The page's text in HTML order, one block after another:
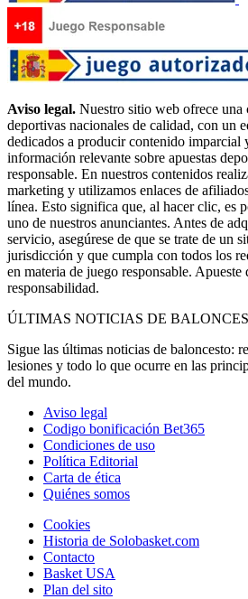
Aviso legal. Nuestro sitio web ofrece una
deportivas nacionales de calidad, con un
dedicados a producir contenido imparcial
información relevante sobre apuestas
responsable. En nuestros contenidos
marketing y utilizamos enlaces de
línea. Esto significa que, al hacer clic, es
uno de nuestros anunciantes. Antes de
servicio, asegúrese de que se trate de un
jurisdicción y que cumpla con todos los
en materia de juego responsable. Apueste
responsabilidad.
ÚLTIMAS NOTICIAS DE
Sigue las últimas noticias de baloncesto:
lesiones y todo lo que ocurre en las
del mundo.
Aviso legal
Codigo bonificación Bet365
Condiciones de uso
Política Editorial
Carta de ética
Quiénes somos
Cookies
Historia de Solobasket.com
Contacto
Basket USA
Plan del sito